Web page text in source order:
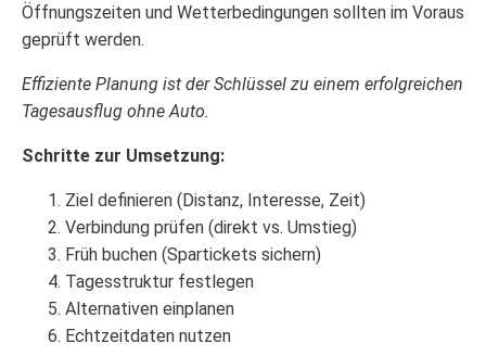
Öffnungszeiten und Wetterbedingungen sollten im Voraus
geprüft werden.
Effiziente Planung ist der Schlüssel zu einem erfolgreichen
Tagesausflug ohne Auto.
Schritte zur Umsetzung:
Ziel definieren (Distanz, Interesse, Zeit)
Verbindung prüfen (direkt vs. Umstieg)
Früh buchen (Spartickets sichern)
Tagesstruktur festlegen
Alternativen einplanen
Echtzeitdaten nutzen